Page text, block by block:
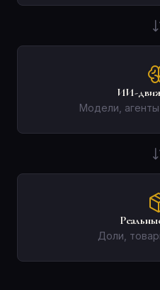
ИИ-
Модели,
Доли,